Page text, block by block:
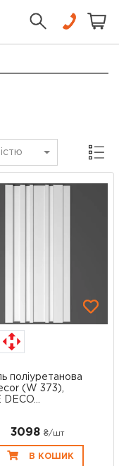
Сітка
поліуретанова
(W 373),
3098 ₴/шт
В КОШИК